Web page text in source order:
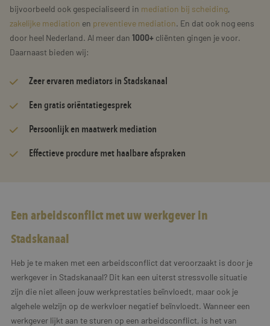
bijvoorbeeld ook gespecialiseerd in mediation bij scheiding,
zakelijke mediation en preventieve mediation. En dat ook nog eens
door heel Nederland. Al meer dan 1000+ cliënten gingen je voor.
Daarnaast bieden wij:
Zeerervaren mediators in Stadskanaal
Een gratis oriëntatiegesprek
Persoonlijk en maatwerk mediation
Effectieve procdure met haalbare afspraken
Een arbeidsconflict met uw werkgever in
Stadskanaal
Heb je te maken met een arbeidsconflict dat veroorzaakt is door je
werkgever in Stadskanaal? Dit kan een uiterst stressvolle situatie
zijn die niet alleen jouw werkprestaties beïnvloedt, maar ook je
algehele welzijn op de werkvloer negatief beïnvloedt. Wanneer een
werkgever lijkt aan te sturen op een arbeidsconflict, is het van